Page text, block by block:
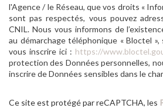
l'Agence / le Réseau, que vos droits «
sont pas respectés, vous pouvez
CNIL. Nous vous informons de
au démarchage téléphonique « Bloctel
vous inscrire ici : https://
protection des Données personnelles,
inscrire de Données sensibles dans le
Ce site est protégé par reCAPTCHA, les